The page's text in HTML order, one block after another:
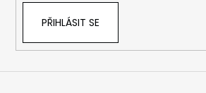
PŘIHLÁSIT SE